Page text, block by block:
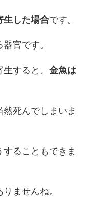
生した場合です。
官です。
すると、 金魚は
死んでしまいま
ることもできま
ませんね。